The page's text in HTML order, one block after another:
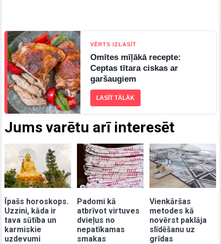
Jums varētu arī interesēt
Īpašs horoskops.
Uzzini, kāda ir
tava sūtība un
karmiskie
uzdevumi
Padomi kā
atbrīvot virtuves
dvieļus no
nepatīkamas
smakas
Vienkāršas
metodes kā
novērst paklāja
slīdēšanu uz
grīdas
VĒRTS IZLASĪT
Omītes mīļākā recepte:
Ceptas tītara ciskas ar
garšaugiem
LASĪT TĀLĀK